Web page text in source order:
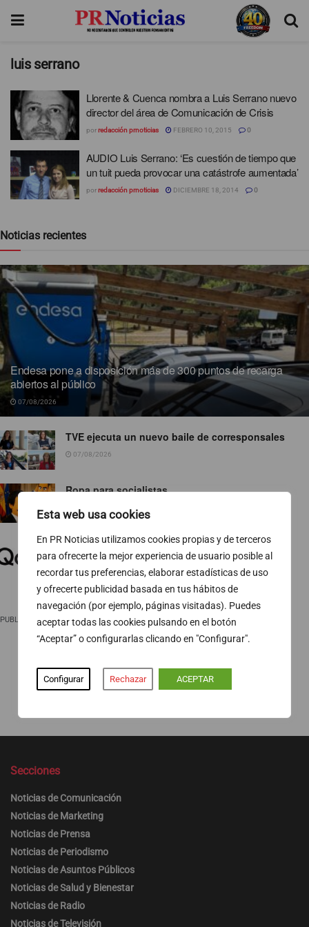
Esta web usa cookies
En PR Noticias utilizamos cookies propias y de terceros
para ofrecerte la mejor experiencia de usuario posible al
recordar tus preferencias, elaborar estadísticas de uso
y ofrecerte publicidad basada en tus hábitos de
navegación (por ejemplo, páginas visitadas). Puedes
aceptar todas las cookies pulsando en el botón
“Aceptar” o configurarlas clicando en "Configurar".
Configurar Rechazar ACEPTAR
luis serrano
Llorente & Cuenca nombra a Luis Serrano nuevo
director del área de Comunicación de Crisis
porredacción prnoticias FEBRERO 10, 2015 0
AUDIO Luis Serrano: ‘Es cuestión de tiempo que
un tuit pueda provocar una catástrofe aumentada’
porredacción prnoticias DICIEMBRE 18, 2014 0
Noticias recientes
Endesa pone a disposición más de 300 puntos de recarga
abiertos al público
07/08/2026
TVE ejecuta un nuevo baile de corresponsales
07/08/2026
Ropa para socialistas
El 74 % de las pymes europeas gestiona sus
finanzas fuera del horario laboral
07/08/2026
PUBLICIDAD
Secciones
Noticias de Comunicación
Noticias de Marketing
Noticias de Prensa
Noticias de Periodismo
Noticias de Asuntos Públicos
Noticias de Salud y Bienestar
Noticias de Radio
Noticias de Televisión